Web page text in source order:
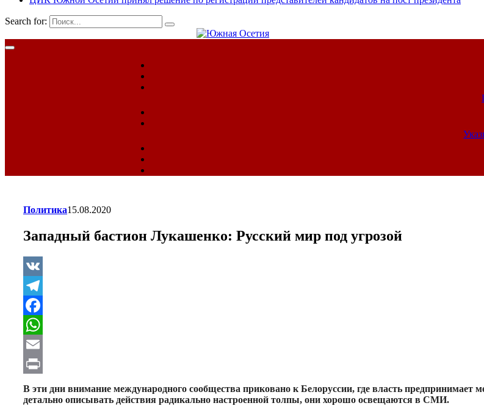
Search for:
Политика15.08.2020
Западный бастион Лукашенко: Русский мир под угрозой
VK
Telegram
Facebook
WhatsApp
Email
Print
В эти дни внимание международного сообщества приковано к Белоруссии, где власть предпринимает
детально описывать действия радикально настроенной толпы, они хорошо освещаются в СМИ.